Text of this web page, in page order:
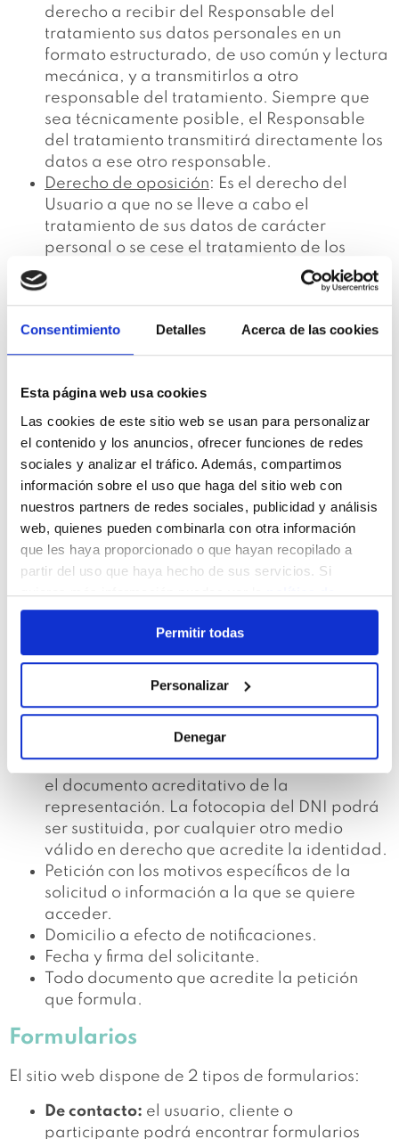
Consentimiento Detalles Acerca de las cookies
Esta página web usa cookies
Las cookies de este sitio web se usan para personalizar
el contenido y los anuncios, ofrecer funciones de redes
sociales y analizar el tráfico. Además, compartimos
información sobre el uso que haga del sitio web con
nuestros partners de redes sociales, publicidad y análisis
web, quienes pueden combinarla con otra información
que les haya proporcionado o que hayan recopilado a
partir del uso que haya hecho de sus servicios. Si
quieres más información puedes ver lapolítica de
privacidado lapolítica de cookies.
Permitir todas
Personalizar
Denegar
derecho a recibir del Responsable del
tratamiento sus datos personales en un
formato estructurado, de uso común y lectura
mecánica, y a transmitirlos a otro
responsable del tratamiento. Siempre que
sea técnicamente posible, el Responsable
del tratamiento transmitirá directamente los
datos a ese otro responsable.
Derecho de oposición: Es el derecho del
Usuario a que no se lleve a cabo el
tratamiento de sus datos de carácter
personal o se cese el tratamiento de los
mismos por parte de Alba Puértolas Dalmau.
Derecho a no ser objeto de una decisión
automatizado, incluida la elaboración de
perfiles: Es el derecho del Usuario a no ser
basada únicamente en el tratamiento
automatizado de sus datos personales,
incluida la elaboración de perfiles, existente
salvo que la legislación vigente establezca
lo contrario.
Así pues, el Usuario podrá revocar en cualquier
momento el consentimiento prestado al
tratamiento de sus datos enviando un correo
info@fisioterapiaalbapuertolas.com
Nombre, apellidos del Usuario y copia del
representación, será también necesaria la
identificación por el mismo medio de la
persona que representa al Usuario, así como
el documento acreditativo de la
representación. La fotocopia del DNI podrá
ser sustituida, por cualquier otro medio
válido en derecho que acredite la identidad.
Petición con los motivos específicos de la
solicitud o información a la que se quiere
acceder.
Domicilio a efecto de notificaciones.
Fecha y firma del solicitante.
Todo documento que acredite la petición
que formula.
Formularios
El sitio web dispone de 2 tipos de formularios:
De contacto: el usuario, cliente o
participante podrá encontrar formularios